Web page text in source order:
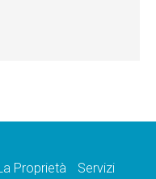
Proprietà
Servizi